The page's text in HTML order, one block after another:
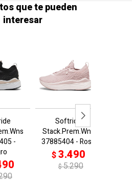
que te pueden
interesar
-
Softride
Stack.Prem.Wns
37885404 - Rosa
$3.490
$5.290